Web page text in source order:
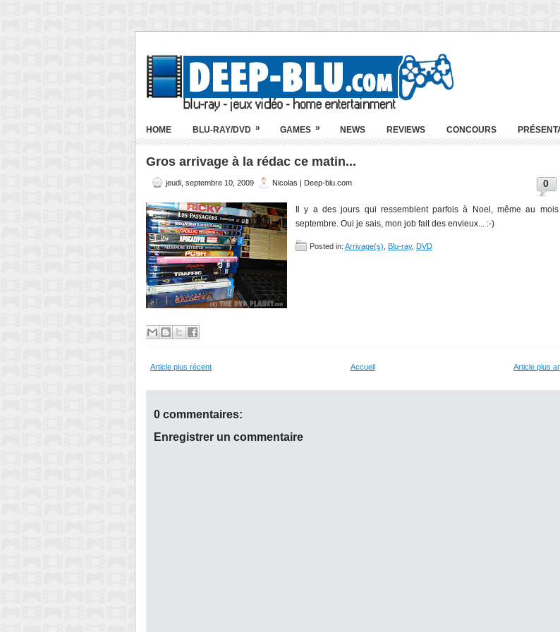
HOME BLU-RAY/DVD » GAMES » NEWS REVIEWS CONCOURS
Gros arrivage à la rédac ce matin...
jeudi, septembre 10, 2009 Nicolas | Deep-blu.com 0
Il y a des jours qui ressemblent parfois à Noel, même au
septembre. Oui je sais, mon job fait des envieux... :-)
Posted in: Arrivage(s) Blu-ray, DVD
Article plus récent Article plus
Accueil
0 commentaires:
Enregistrer un commentaire